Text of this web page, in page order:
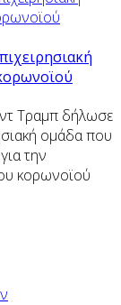
Τραμπ δήλωσε
ομάδα που
την
κορωνοϊού